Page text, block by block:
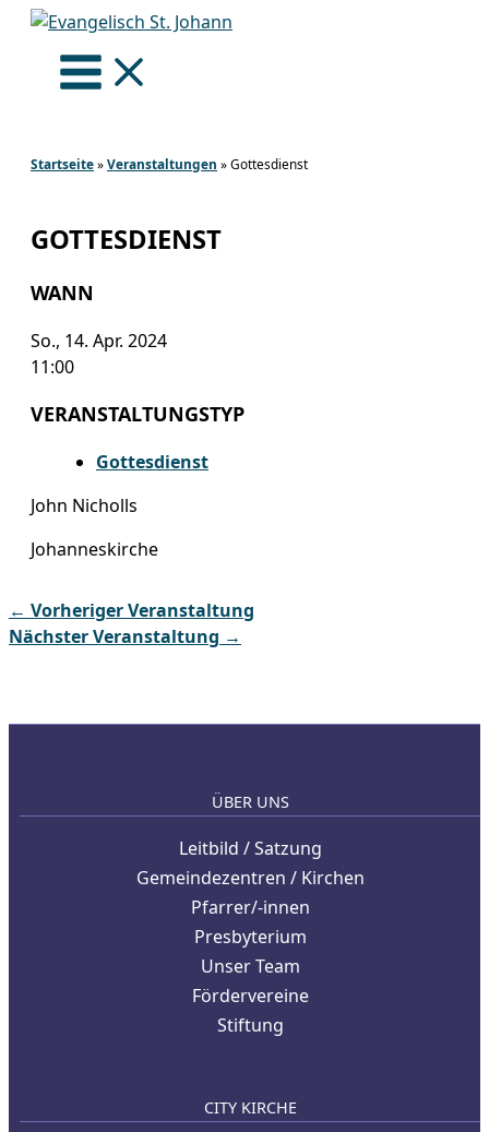
Zum
springen
Startseite»Veranstaltungen »Gottesdienst
GOTTESDIENST
WANN
So., 14. Apr. 2024
11:00
VERANSTALTUNGSTYP
Gottesdienst
John Nicholls
Johanneskirche
← Vorheriger Veranstaltung
Nächster Veranstaltung →
ÜBER UNS
Leitbild / Satzung
Gemeindezentren / Kirchen
Pfarrer/-innen
Presbyterium
Unser Team
Fördervereine
Stiftung
CITY KIRCHE